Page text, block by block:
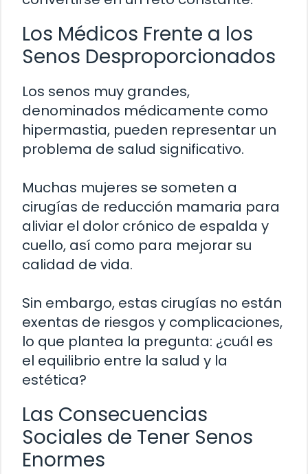
Los Médicos Frente a los
Senos Desproporcionados
Los senos muy grandes,
denominados médicamente como
hipermastia, pueden representar un
problema de salud significativo.
Muchas mujeres se someten a
cirugías de reducción mamaria para
aliviar el dolor crónico de espalda y
cuello, así como para mejorar su
calidad de vida.
Sin embargo, estas cirugías no están
exentas de riesgos y complicaciones,
lo que plantea la pregunta: ¿cuál es
el equilibrio entre la salud y la
estética?
Las Consecuencias
Sociales de Tener Senos
Enormes